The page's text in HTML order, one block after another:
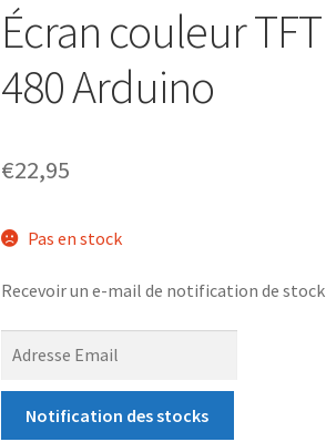
Écran couleur
480 Arduino
€22,95
Pas en stock
Recevoir un e-mail de notification de stock
t
Notification des stocks